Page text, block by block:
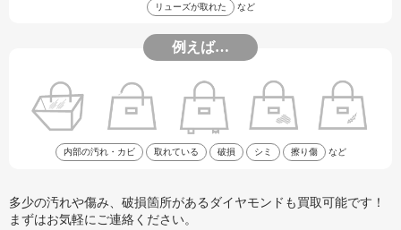
リューズが取れた など
例えば…
内部の汚れ・カビ 取れている 破損 シミ 擦り傷 など
多少の汚れや傷み、破損箇所があるダイヤモンドも買取可能です！
まずはお気軽にご連絡ください。